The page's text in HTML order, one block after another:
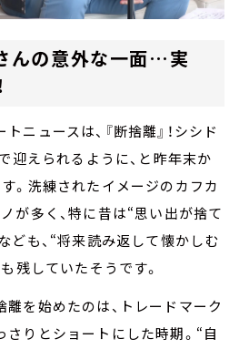
んの意外な一面…実
ニュースは、『断捨離』！シシド
迎えられるように、と昨年末か
。洗練されたイメージのカフカ
が多く、特に昔は“思い出が捨て
ども、“将来読み返して懐かしむ
残していたそうです。
を始めたのは、トレードマーク
りとショートにした時期。“自